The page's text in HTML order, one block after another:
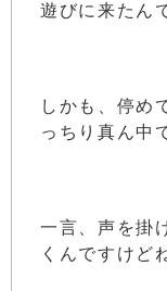
遊びに来たん
しかも、停め
っちり真ん中
一言、声を掛
くんですけど